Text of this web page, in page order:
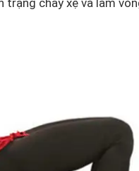
chảy xệ và làm